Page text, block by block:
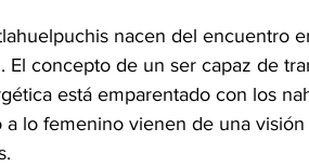
nacen del encuentro
El concepto de un ser capaz de
está emparentado con los
a lo femenino vienen de una